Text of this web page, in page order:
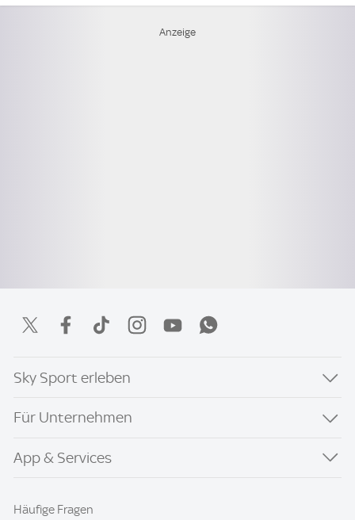
Sky Sport erleben
Für Unternehmen
App & Services
Häufige Fragen